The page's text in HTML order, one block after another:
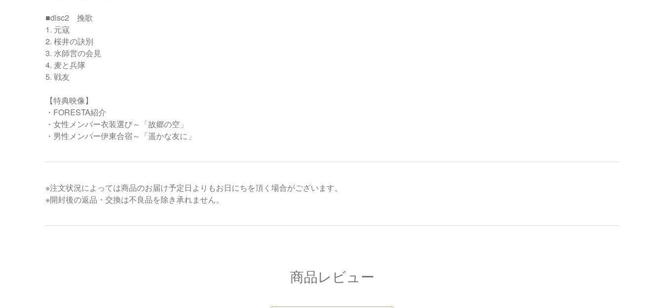
■disc2 挽歌
1. 元寇
2. 桜井の訣別
3. 水師営の会見
4. 麦と兵隊
5. 戦友
【特典映像】
・FORESTA紹介
・女性メンバー衣装選び～「故郷の空」
・男性メンバー伊東合宿～「遥かな友に」
※注文状況によっては商品のお届け予定日よりもお日にちを頂く場合がございます。
※開封後の返品・交換は不良品を除き承れません。
商品レビュー